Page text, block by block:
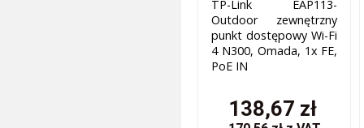
TP-Link EAP113-
Outdoor zewnętrzny
punkt dostępowy Wi-Fi
4 N300, Omada, 1x FE,
PoE IN
138,67 zł